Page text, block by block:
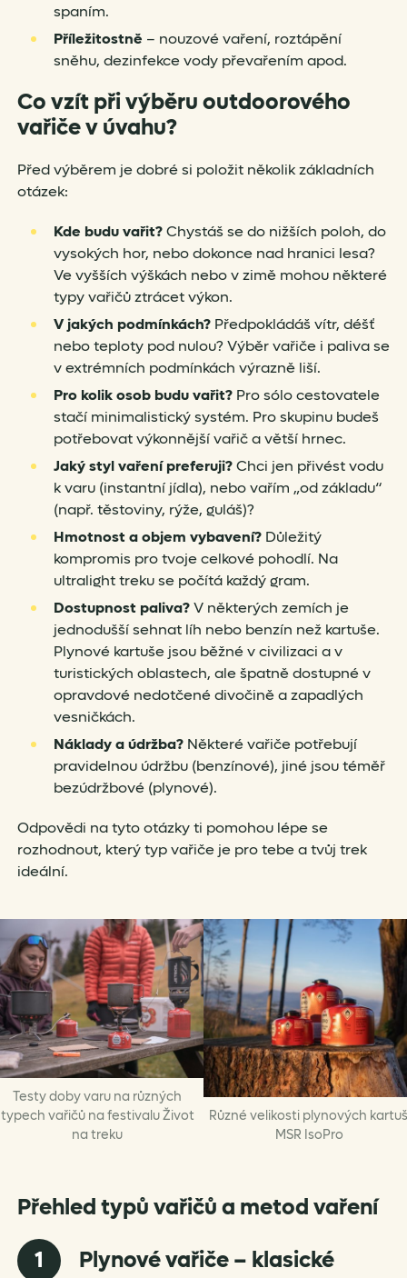
spaním.
Příležitostně – nouzové vaření, roztápění
sněhu, dezinfekce vody převařením apod.
Co vzít při výběru outdoorového
vařiče v úvahu?
Před výběrem je dobré si položit několik základních
otázek:
Kde budu vařit?Chystáš se do nižších poloh, do
vysokých hor, nebo dokonce nad hranici lesa?
Ve vyšších výškách nebo v zimě mohou některé
typy vařičů ztrácet výkon.
V jakých podmínkách? Předpokládáš vítr, déšť
nebo teploty pod nulou? Výběr vařiče i paliva se
v extrémních podmínkách výrazně liší.
Pro kolik osob budu vařit? Pro sólo cestovatele
stačí minimalistický systém. Pro skupinu budeš
potřebovat výkonnější vařič a větší hrnec.
Jaký styl vaření preferuji?Chci jen přivést vodu
k varu (instantní jídla), nebo vařím „od základu“
(např. těstoviny, rýže, guláš)?
Hmotnost a objem vybavení?Důležitý
kompromis pro tvoje celkové pohodlí. Na
ultralight treku se počítá každý gram.
Dostupnost paliva?V některých zemích je
jednodušší sehnat líh nebo benzín než kartuše.
Plynové kartuše jsou běžné v civilizaci a v
turistických oblastech, ale špatně dostupné v
opravdové nedotčené divočině a zapadlých
vesničkách.
Náklady a údržba? Některé vařiče potřebují
pravidelnou údržbu (benzínové), jiné jsou téměř
bezúdržbové (plynové).
Odpovědi na tyto otázky ti pomohou lépe se
rozhodnout, který typ vařiče je pro tebe a tvůj trek
ideální.
Testy doby varu na různých
typech vařičů na festivalu Život
na treku
Různé velikosti plynových
MSR IsoPro
Přehled typů vařičů a metod vaření
1
Plynové vařiče – klasické